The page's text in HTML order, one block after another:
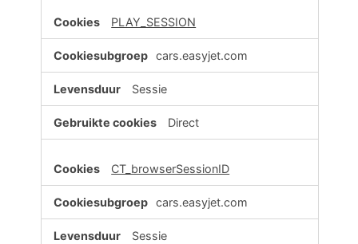
PLAY_SESSION
cars.easyjet.com
Sessie
Direct
CT_browserSessionID
cars.easyjet.com
Sessie